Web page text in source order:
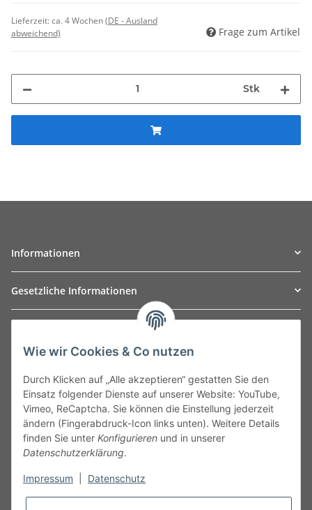
Lieferzeit:ca. 4 Wochen(DE - Ausland
abweichend)
Frage zum Artikel
Stk
Informationen
Gesetzliche Informationen
Leibnizstraße 2a
Germany
Phone:+49 40 5287270
Fax:+49 40 5281050
Email:sales@tow-automotive.de
Wie wir Cookies & Co nutzen
Durch Klicken auf „Alle akzeptieren“ gestatten Sie den
Einsatz folgender Dienste auf unserer Website: YouTube,
Vimeo, ReCaptcha. Sie können die Einstellung jederzeit
ändern (Fingerabdruck-Icon links unten). Weitere Details
finden Sie unter Konfigurieren und in unserer
Datenschutzerklärung.
Impressum Datenschutz